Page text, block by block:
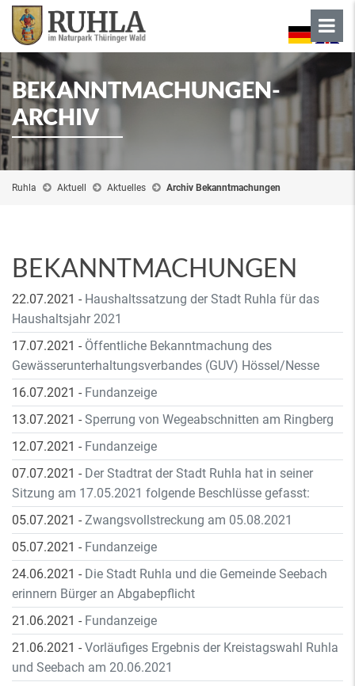
BEKANNTMACHUNGEN-
ARCHIV
Ruhla Aktuell Aktuelles Archiv Bekanntmachungen
BEKANNTMACHUNGEN
22.07.2021 - Haushaltssatzung der Stadt Ruhla für das
Haushaltsjahr 2021
17.07.2021 - Öffentliche Bekanntmachung des
Gewässerunterhaltungsverbandes (GUV) Hössel/Nesse
16.07.2021 - Fundanzeige
13.07.2021 - Sperrung von Wegeabschnitten am Ringberg
12.07.2021 - Fundanzeige
07.07.2021 - Der Stadtrat der Stadt Ruhla hat in seiner
Sitzung am 17.05.2021 folgende Beschlüsse gefasst:
05.07.2021 - Zwangsvollstreckung am 05.08.2021
05.07.2021 - Fundanzeige
24.06.2021 - Die Stadt Ruhla und die Gemeinde Seebach
erinnern Bürger an Abgabepflicht
21.06.2021 - Fundanzeige
21.06.2021 - Vorläufiges Ergebnis der Kreistagswahl Ruhla
und Seebach am 20.06.2021